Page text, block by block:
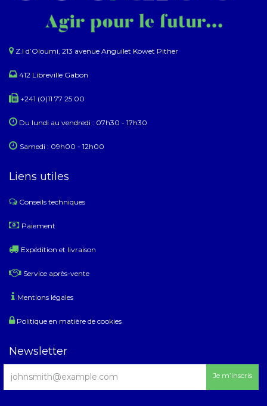
Z.I d’Oloumi, 213 avenue Anguilet Kowet Pither​
412 Libreville Gabon
+241 (0)11 77 25 00
Du lundi au ​​vendredi : 07h30 - 17h30
Samedi : 09h00 - 12h00
Liens utiles
Conseils techniques
​ Paiement
Expédition et livraison
Service après-vente
Mentions légales
Politique en matière de cookies
Newsletter
Je m’inscris